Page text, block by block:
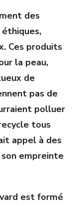
des
Ces produits
la peau,
de
pas de
polluer
tous
appel à des
empreinte
est formé